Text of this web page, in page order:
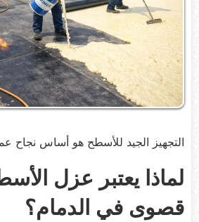
التجهيز الجيد للأسطح هو أساس نجاح
لماذا يعتبر عزل
قصوى في الدمام؟